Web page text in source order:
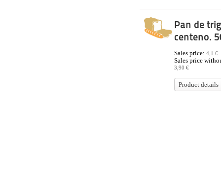
Pan de
centeno.
Sales price: 4,1 €
Sales price
3,90 €
Product details